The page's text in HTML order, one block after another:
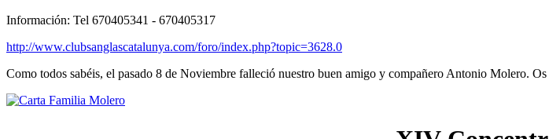
Información: Tel 670405341 - 670405317
http://www.clubsanglascatalunya.com/foro/index.php?topic=3628.0
Como todos sabéis, el pasado 8 de Noviembre falleció nuestro buen amigo y compañero Antonio Molero.